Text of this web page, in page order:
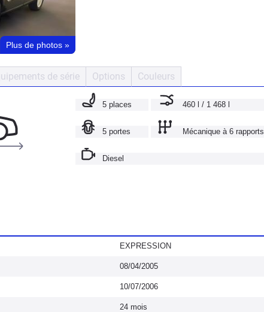
Plus de photos »
de série Options Couleurs
5 places 460 l / 1 468 l
5 portes Mécanique à 6 rapports
Diesel
EXPRESSION
08/04/2005
10/07/2006
24 mois